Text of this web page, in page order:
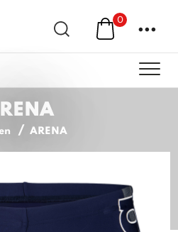
0 ...
ARENA